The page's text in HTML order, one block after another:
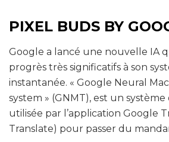
PIXEL BUDS BY
Google a lancé une nouvelle IA
progrès très significatifs à son
instantanée. « Google Neural
system » (GNMT), est un système
utilisée par l’application Google
Translate) pour passer du